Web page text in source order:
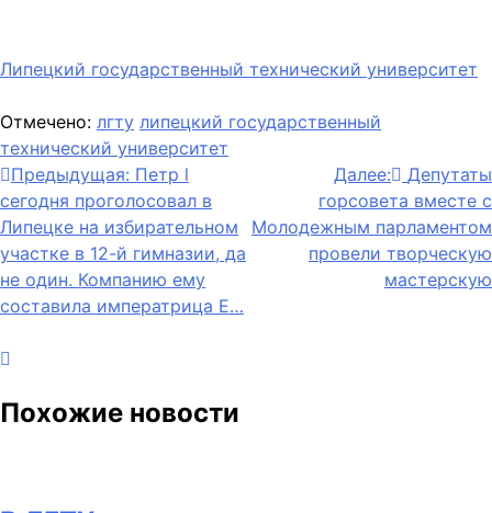
Липецкий государственный технический университет
Отмечено: лгту липецкий государственный
технический университет
Навигация
по
записям
Предыдущая: Петр l
сегодня проголосовал в
Липецке на избирательном
участке в 12-й гимназии, да
не один. Компанию ему
составила императрица Е…
Далее:
Депутаты
горсовета вместе с
Молодежным парламентом
провели творческую
мастерскую
Похожие новости